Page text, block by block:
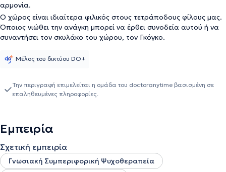
αρμονία.
Ο χώρος είναι ιδιαίτερα φιλικός στους τετράποδους φίλους μας.
Όποιος νιώθει την ανάγκη μπορεί να έρθει συνοδεία αυτού ή να
συναντήσει τον σκυλάκο του χώρου, τον Γκόγκο.
Μέλος του δικτύου DO+
Την περιγραφή επιμελείται η ομάδα του doctoranytime βασισμένη σε
επαληθευμένες πληροφορίες.
Εμπειρία
Σχετική εμπειρία
Γνωσιακή Συμπεριφορική Ψυχοθεραπεία